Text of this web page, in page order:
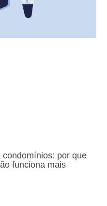
por que
funciona mais